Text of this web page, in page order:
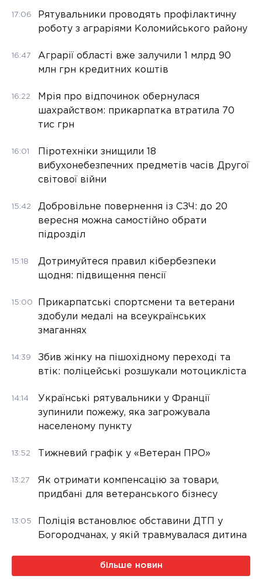
17:06
Рятувальники проводять профілактичну
роботу з аграріями Коломийського району
16:47
Аграрії області вже залучили 1 млрд 90
млн грн кредитних коштів
16:22
Мрія про відпочинок обернулася
шахрайством: прикарпатка втратила 70
тис грн
16:01
Піротехніки знищили 18
вибухонебезпечних предметів часів Другої
світової війни
15:42
Добровільне повернення із СЗЧ: до 20
вересня можна самостійно обрати
підрозділ
15:18
Дотримуйтеся правил кібербезпеки
щодня: підвищення пенсії
15:00
Прикарпатські спортсмени та ветерани
здобули медалі на всеукраїнських
змаганнях
14:39
Збив жінку на пішохідному переході та
втік: поліцейські розшукали мотоцикліста
14:14
Українські рятувальники у Франції
зупинили пожежу, яка загрожувала
населеному пункту
13:52 Тижневий графік у «Ветеран ПРО»
13:27
Як отримати компенсацію за товари,
придбані для ветеранського бізнесу
13:05
Поліція встановлює обставини ДТП у
Богородчанах, у якій травмувалася дитина
більше новин